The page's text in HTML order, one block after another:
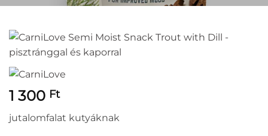
1 300 Ft
jutalomfalat kutyáknak